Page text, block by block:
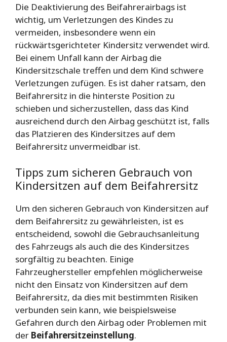
Die Deaktivierung des Beifahrerairbags ist
wichtig, um Verletzungen des Kindes zu
vermeiden, insbesondere wenn ein
rückwärtsgerichteter Kindersitz verwendet wird.
Bei einem Unfall kann der Airbag die
Kindersitzschale treffen und dem Kind schwere
Verletzungen zufügen. Es ist daher ratsam, den
Beifahrersitz in die hinterste Position zu
schieben und sicherzustellen, dass das Kind
ausreichend durch den Airbag geschützt ist, falls
das Platzieren des Kindersitzes auf dem
Beifahrersitz unvermeidbar ist.
Tipps zum sicheren Gebrauch von
Kindersitzen auf dem Beifahrersitz
Um den sicheren Gebrauch von Kindersitzen auf
dem Beifahrersitz zu gewährleisten, ist es
entscheidend, sowohl die Gebrauchsanleitung
des Fahrzeugs als auch die des Kindersitzes
sorgfältig zu beachten. Einige
Fahrzeughersteller empfehlen möglicherweise
nicht den Einsatz von Kindersitzen auf dem
Beifahrersitz, da dies mit bestimmten Risiken
verbunden sein kann, wie beispielsweise
Gefahren durch den Airbag oder Problemen mit
der Beifahrersitzeinstellung.